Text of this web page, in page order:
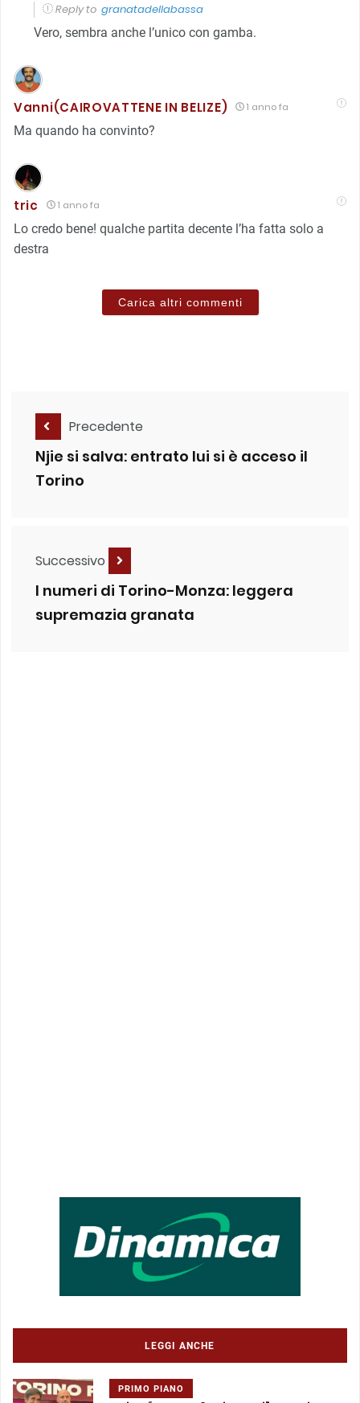
Reply to granatadellabassa
Vero, sembra anche l’unico con gamba.
Vanni(CAIROVATTENE IN BELIZE) 1 anno fa
Ma quando ha convinto?
tric 1 anno fa
Lo credo bene! qualche partita decente l’ha fatta solo a
destra
Carica altri commenti
Precedente
Njie si salva: entrato lui si è acceso il
Torino
Successivo
I numeri di Torino-Monza: leggera
supremazia granata
LEGGI ANCHE
PRIMO PIANO